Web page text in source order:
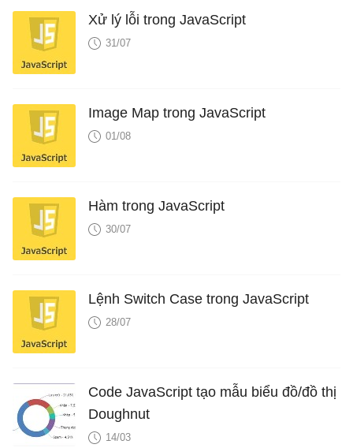
Xử lý lỗi trong JavaScript
31/07
Image Map trong JavaScript
01/08
Hàm trong JavaScript
30/07
Lệnh Switch Case trong JavaScript
28/07
Code JavaScript tạo mẫu biểu đồ/đồ thị
Doughnut
14/03